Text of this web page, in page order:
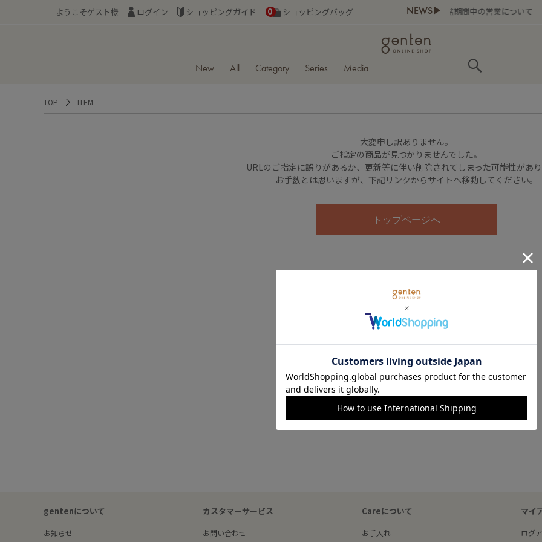
ようこそゲスト様 ログイン ショッピングガイド ショッピングバッグ
0 NEWS▶
お盆期間中の営業について
New All Category Series Media
TOP ITEM
大変申し訳ありません。
ご指定の商品が見つかりませんでした。
URLのご指定に誤りがあるか、更新等に伴い削除されてしまった可能性があ
お手数とは思いますが、下記リンクからサイトへ移動してください。
トップページへ
gentenについて
お知らせ
カスタマーサービス
お問い合わせ
Careについて
お手入れ
マイ
ログ